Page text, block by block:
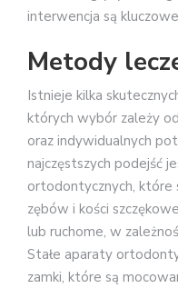
interwencja są
Metody
Istnieje kilka
których wybór zależy
oraz indywidualnych
najczęstszych podejść
ortodontycznych, które
zębów i kości
lub ruchome, w
Stałe aparaty
zamki, które są